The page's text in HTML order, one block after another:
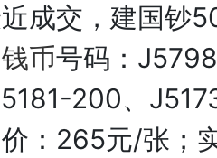
交，建国钞50
钱币号码：
200、
：265元/张；